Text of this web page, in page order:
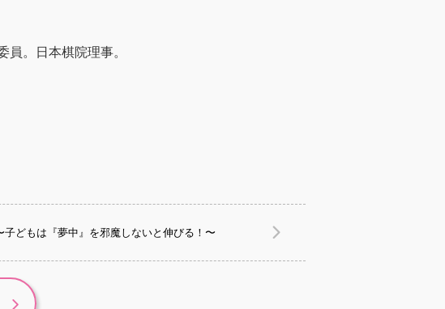
。日本棋院理事。
子どもは『夢中』を邪魔しないと伸びる！〜